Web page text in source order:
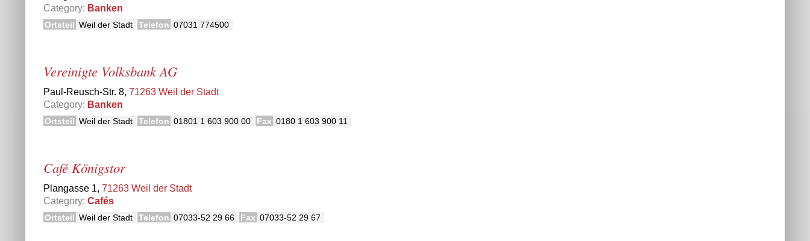
Category: Banken
Ortsteil Weil der Stadt Telefon 07031 774500
Vereinigte Volksbank AG
Paul-Reusch-Str. 8, 71263 Weil der Stadt
Category: Banken
Ortsteil Weil der Stadt Telefon 01801 1 603 900 00 Fax 0180 1 603 900 11
Café Königstor
Plangasse 1, 71263 Weil der Stadt
Category: Cafés
Ortsteil Weil der Stadt Telefon 07033-52 29 66 Fax 07033-52 29 67